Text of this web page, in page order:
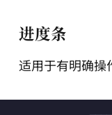
进度条
适用于有明确操